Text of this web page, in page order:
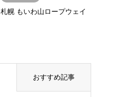
札幌 もいわ山ロープウェイ
おすすめ記事